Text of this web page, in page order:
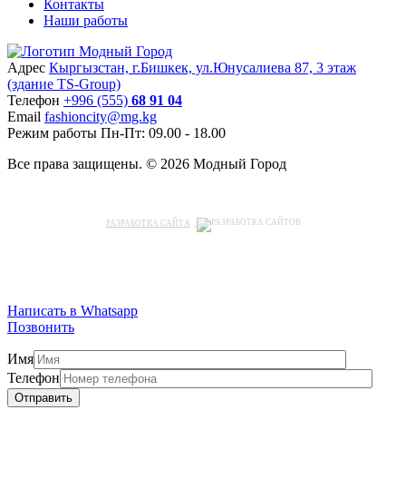
Контакты
Наши работы
Адрес Кыргызстан, г.Бишкек, ул.Юнусалиева 87, 3 этаж
(здание TS-Group)
Teлефон +996 (555) 68 91 04
Email fashioncity@mg.kg
Режим работы Пн-Пт: 09.00 - 18.00
Все права защищены. © 2026 Модный Город
РАЗРАБОТКА САЙТА
Написать в Whatsapp
Позвонить
Имя
Телефон
Отправить